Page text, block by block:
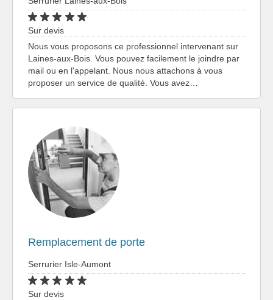
Sur devis
Nous vous proposons ce professionnel intervenant sur
Laines-aux-Bois. Vous pouvez facilement le joindre par
mail ou en l'appelant. Nous nous attachons à vous
proposer un service de qualité. Vous avez…
Remplacement de porte
Serrurier Isle-Aumont
Sur devis